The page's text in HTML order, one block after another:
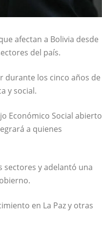
afectan a Bolivia desde
del país.
durante los cinco años de
y social.
Económico Social abierto
a quienes
y adelantó una
en La Paz y otras